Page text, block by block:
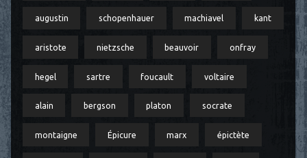
augustin schopenhauer machiavel kant
aristote nietzsche beauvoir onfray
hegel sartre foucault voltaire
alain bergson platon socrate
montaigne Épicure marx épictète